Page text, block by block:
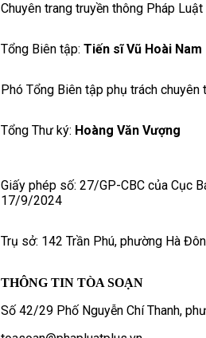
Chuyên trang truyền thông Pháp
Tổng Biên tập: Tiến sĩ Vũ Hoài Nam
Phó Tổng Biên tập phụ trách chuyên
Tổng Thư ký: Hoàng Văn Vượng
Giấy phép số: 27/GP-CBC của Cục
17/9/2024
Trụ sở: 142 Trần Phú, phường Hà
THÔNG TIN TÒA SOẠN
Số 42/29 Phố Nguyễn Chí Thanh,